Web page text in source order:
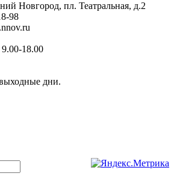
Новгород, пл. Театральная, д.2
98
18.00
дни.